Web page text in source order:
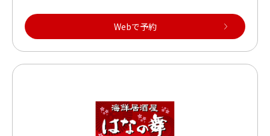
Webで予約